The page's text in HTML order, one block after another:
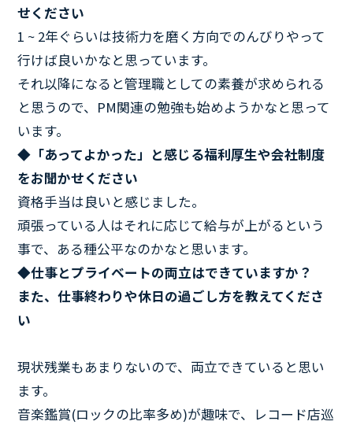
せください
1 ~ 2年ぐらいは技術力を磨く方向でのんびりやって
行けば良いかなと思っています。
それ以降になると管理職としての素養が求められる
と思うので、PM関連の勉強も始めようかなと思って
います。
◆「あってよかった」と感じる福利厚生や会社制度
をお聞かせください
資格手当は良いと感じました。
頑張っている人はそれに応じて給与が上がるという
事で、ある種公平なのかなと思います。
◆仕事とプライベートの両立はできていますか？
また、仕事終わりや休日の過ごし方を教えてくださ
い
現状残業もあまりないので、両立できていると思い
ます。
音楽鑑賞(ロックの比率多め)が趣味で、レコード店巡